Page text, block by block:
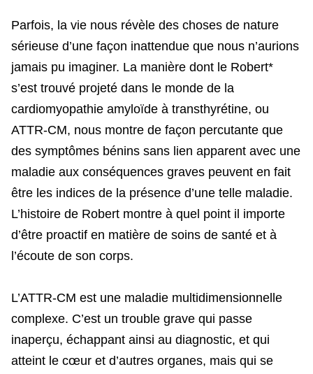
Parfois, la vie nous révèle des choses de nature
sérieuse d’une façon inattendue que nous n’aurions
jamais pu imaginer. La manière dont le Robert*
s’est trouvé projeté dans le monde de la
cardiomyopathie amyloïde à transthyrétine, ou
ATTR-CM, nous montre de façon percutante que
des symptômes bénins sans lien apparent avec une
maladie aux conséquences graves peuvent en fait
être les indices de la présence d’une telle maladie.
L’histoire de Robert montre à quel point il importe
d’être proactif en matière de soins de santé et à
l’écoute de son corps.
L’ATTR-CM est une maladie multidimensionnelle
complexe. C’est un trouble grave qui passe
inaperçu, échappant ainsi au diagnostic, et qui
atteint le cœur et d’autres organes, mais qui se